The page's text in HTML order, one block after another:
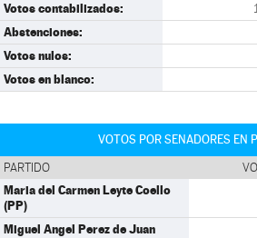
Votos contabilizados:
Abstenciones:
Votos nulos:
Votos en blanco:
VOTOS POR SENADORES EN
PARTIDO
Maria del Carmen Leyte Coello
(PP)
Miguel Angel Perez de Juan